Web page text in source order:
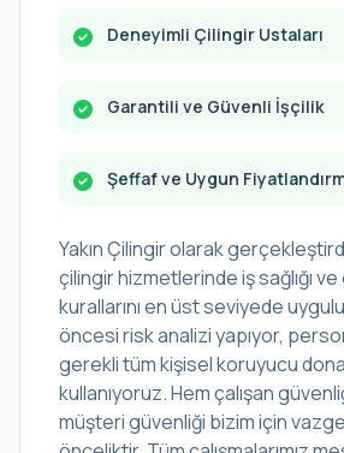
Deneyimli Çilingir Ustaları
Garantili ve Güvenli İşçilik
Şeffaf ve Uygun
Yakın Çilingir olarak
çilingir hizmetlerinde iş sağlığı
kurallarını en üst seviyede
öncesi risk analizi yapıyor,
gerekli tüm kişisel koruyucu
kullanıyoruz. Hem çalışan
müşteri güvenliği bizim için